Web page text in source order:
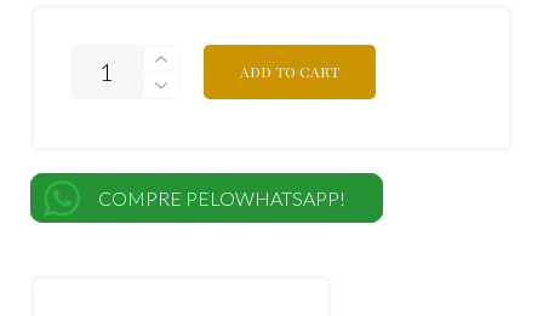
ADD TO CART
COMPRE PELOWHATSAPP!